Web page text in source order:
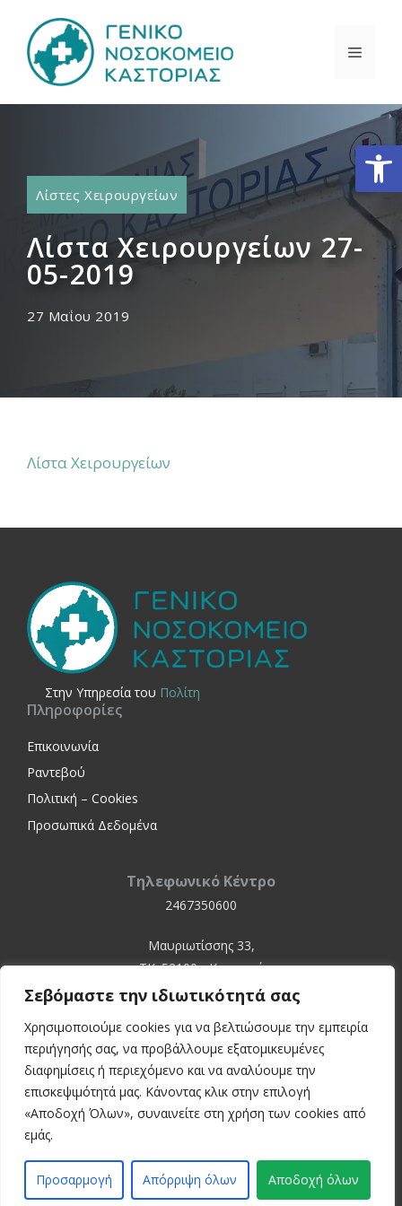
Σεβόμαστε την ιδιωτικότητά σας
Χρησιμοποιούμε cookies για να βελτιώσουμε την εμπειρία
περιήγησής σας, να προβάλλουμε εξατομικευμένες
διαφημίσεις ή περιεχόμενο και να αναλύουμε την
επισκεψιμότητά μας. Κάνοντας κλικ στην επιλογή
«Αποδοχή Όλων», συναινείτε στη χρήση των cookies από
εμάς.
Προσαρμογή Απόρριψη όλων Αποδοχή όλων
περιεχόμενο
Λίστες Χειρουργείων
Λίστα Χειρουργείων 27-
05-2019
27 Μαΐου 2019
Λίστα Χειρουργείων
Στην Yπηρεσία του Πολίτη
Πληροφορίες
Επικοινωνία
Ραντεβού
Πολιτική – Cookies
Προσωπικά Δεδομένα
Τηλεφωνικό Κέντρο
2467350600
Μαυριωτίσσης 33,
ΤΚ. 52100 - Καστοριά